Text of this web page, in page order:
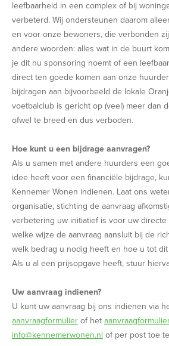
leefbaarheid in een complex of bij
verbeterd. Wij ondersteunen daarom
en voor onze bewoners, die verbonden
andere woorden: alles wat in de buurt
je dit nu sponsoring noemt of een
direct ten goede komen aan onze
bijdragen aan bijvoorbeeld de lokale
voetbalclub is gericht op (veel) meer dan
ofwel te breed en dus verboden.
Hoe kunt u een bijdrage aanvragen?
Als u samen met andere huurders een
idee heeft voor een financiële bijdrage,
Kennemer Wonen indienen. Laat ons
organisatie, stichting de aanvraag
verbetering uw initiatief is voor uw
welke wijze de aanvraag aansluit bij de
welk bedrag u nodig heeft en hoe u tot
Als u al een prijsopgave heeft, stuur
Uw aanvraag indienen?
U kunt uw aanvraag bij ons indienen via
aanvraagformulier of het
info@kennemerwonen.nl of per post toe